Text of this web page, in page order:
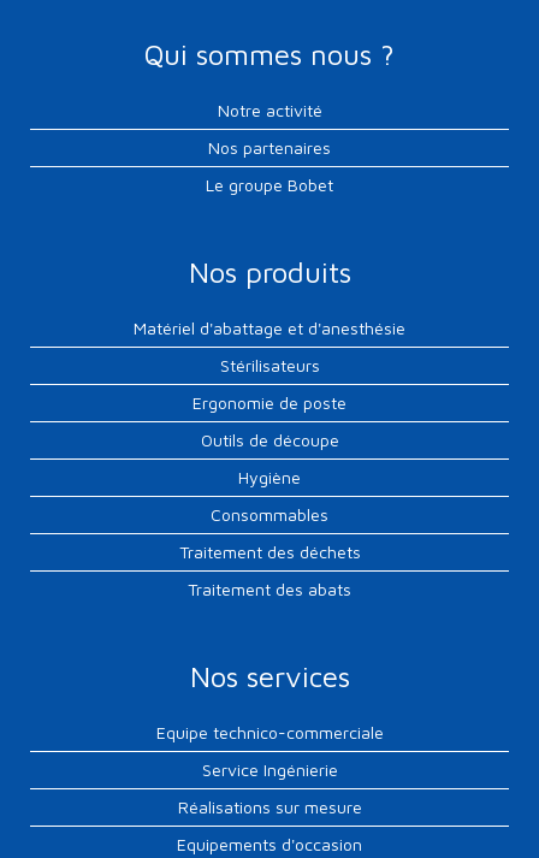
Qui sommes nous ?
Notre activité
Nos partenaires
Le groupe Bobet
Nos produits
Matériel d'abattage et d'anesthésie
Stérilisateurs
Ergonomie de poste
Outils de découpe
Hygiène
Consommables
Traitement des déchets
Traitement des abats
Nos services
Equipe technico-commerciale
Service Ingénierie
Réalisations sur mesure
Equipements d'occasion